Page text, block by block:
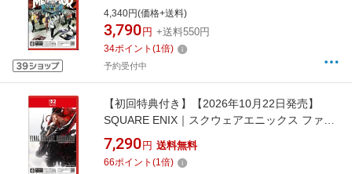
タジオ【Switch 2】
4,340円(価格+送料)
3,790 円 +送料550円
34ポイント (1倍)
予約受付中
【初回特典付き】【2026年10月22日発売】
SQUARE ENIX｜スクウェアエニックス ファイ
ナルファンタジー レゾナンス【Switch 2】
7,290 円 送料無料
66ポイント (1倍)